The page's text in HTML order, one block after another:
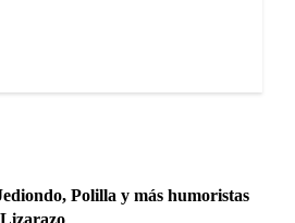
Polilla y más humoristas